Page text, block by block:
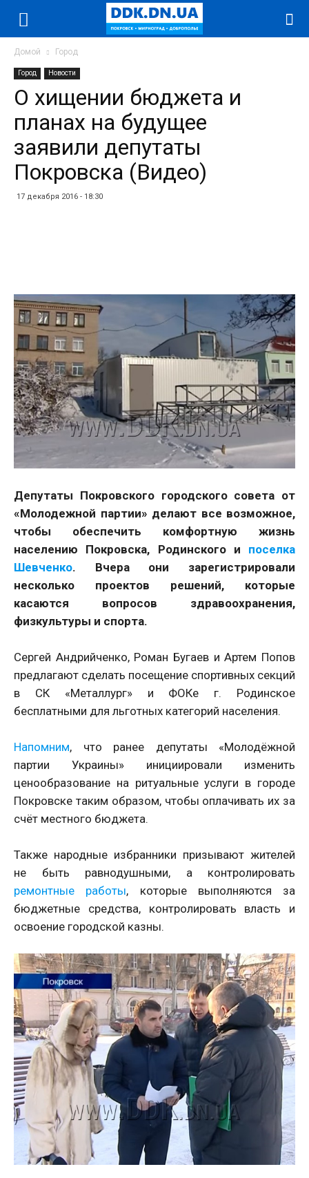
Домой Город
Город Новости
О хищении бюджета и
планах на будущее
заявили депутаты
Покровска (Видео)
17 декабря 2016 - 18:30
Депутаты Покровского городского совета от
«Молодежной партии» делают все возможное,
чтобы обеспечить комфортную жизнь
населению Покровска, Родинского и поселка
Шевченко. Вчера они зарегистрировали
несколько проектов решений, которые
касаются вопросов здравоохранения,
физкультуры и спорта.
Сергей Андрийченко, Роман Бугаев и Артем Попов
предлагают сделать посещение спортивных секций
в СК «Металлург» и ФОКе г. Родинское
бесплатными для льготных категорий населения.
Напомним, что ранее депутаты «Молодёжной
партии Украины» инициировали изменить
ценообразование на ритуальные услуги в городе
Покровске таким образом, чтобы оплачивать их за
счёт местного бюджета.
Также народные избранники призывают жителей
не быть равнодушными, а контролировать
ремонтные работы, которые выполняются за
бюджетные средства, контролировать власть и
освоение городской казны.